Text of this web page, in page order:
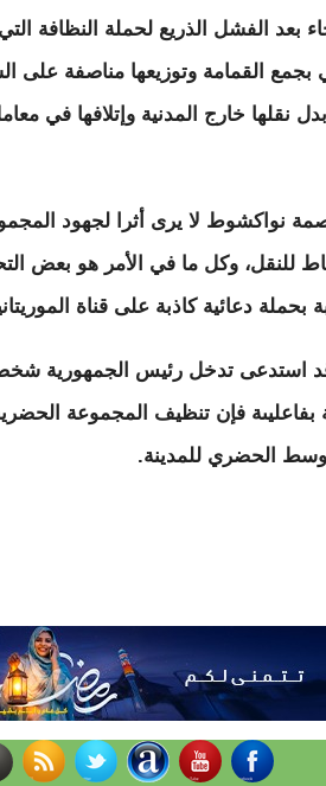
بعد الفشل الذريع لحملة النظافة
بجمع القمامة وتوزيعها مناصفة على
نقلها خارج المدنية وإتلافها في
نواكشوط لا يرى أثرا لجهود
للنقل، وكل ما في الأمر هو بعض
دعائية كاذبة على قناة
استدعى تدخل رئيس الجمهورية
بفاعليىة فإن تنظيف المجموعة
الحضري للمدينة.